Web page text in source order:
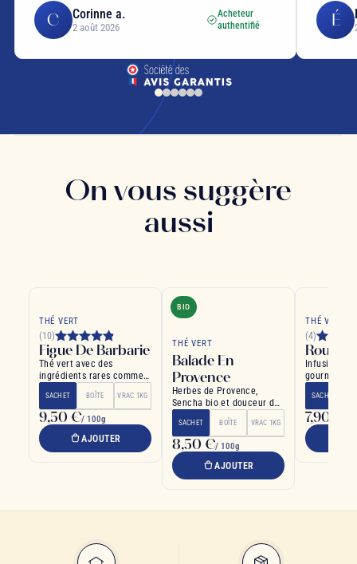
C Corinne a.
2 août 2026
Acheteur
authentifié
É
On vous suggère
aussi
THÉ VERT
(10)
Figue De Barbarie
Thé vert avec des
ingrédients rares comme
le matcha et la spiruline
SACHET BOÎTE VRAC 1KG
9,50 €/ 100g
AJOUTER
BIO
THÉ VERT
Balade En
Provence
Herbes de Provence,
Sencha bio et douceur du
SACHET BOÎTE VRAC 1KG
8,50 €/ 100g
AJOUTER
THÉ VERT
(4)
Rouge
Infusion
gourmande
SACHET
7,90 €